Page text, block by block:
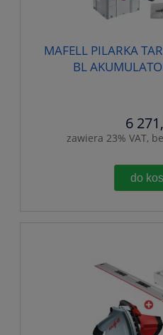
MAFELL PILARKA
BL
6
zawiera 23% VAT,
do